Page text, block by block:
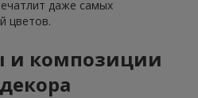
даже самых
цветов.
и композиции